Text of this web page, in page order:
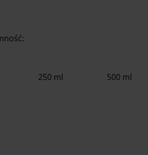
250 ml 500 ml